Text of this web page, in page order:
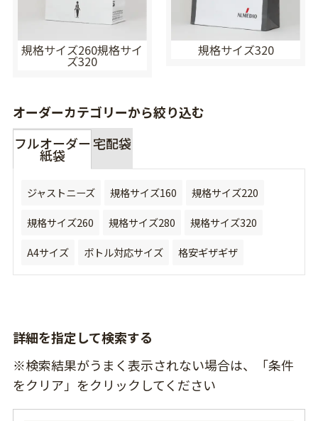
規格サイズ260規格サイ
ズ320
規格サイズ320
オーダーカテゴリーから絞り込む
フルオーダー
紙袋
宅配袋
ジャストニーズ 規格サイズ160
規格サイズ220
規格サイズ260
規格サイズ280
規格サイズ320
A4サイズ
ボトル対応サイズ 格安ギザギザ
詳細を指定して検索する
※検索結果がうまく表示されない場合は、「条件
をクリア」をクリックしてください